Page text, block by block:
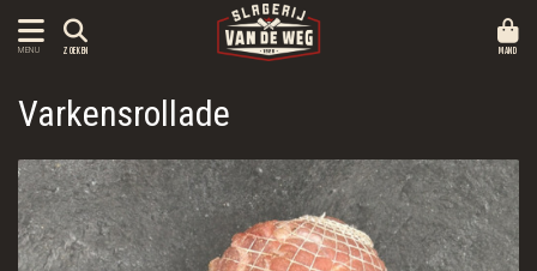
MENU ZOEKEN MAND
Varkensrollade